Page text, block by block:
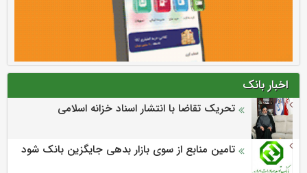
اخبار بانک
تحریک تقاضا با انتشار اسناد خزانه اسلامی
تامین منابع از سوی بازار بدهی جایگزین بانک شود